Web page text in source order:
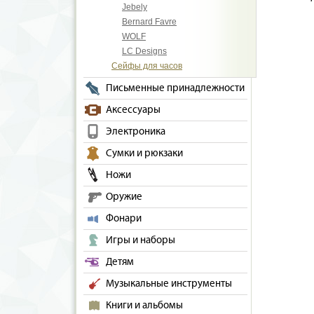
Jebely
Bernard Favre
WOLF
LC Designs
Сейфы для часов
Письменные принадлежности
Аксессуары
Электроника
Сумки и рюкзаки
Ножи
Оружие
Фонари
Игры и наборы
Детям
Музыкальные инструменты
Книги и альбомы